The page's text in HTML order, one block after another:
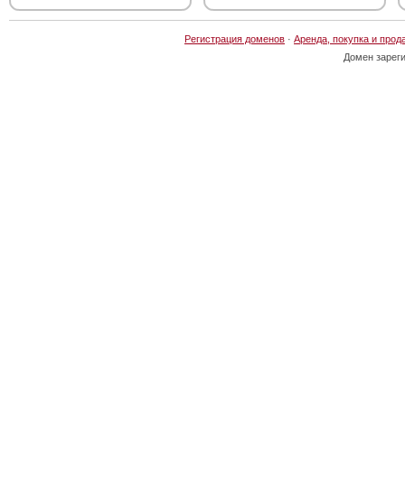
Регистрация доменов · Аренда, покупка и
Домен